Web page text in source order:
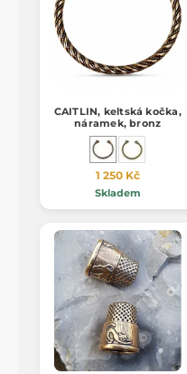
CAITLIN, keltská kočka,
náramek, bronz
1 250 Kč
Skladem